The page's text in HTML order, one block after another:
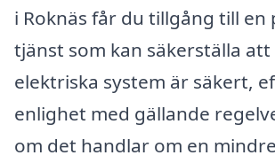
i Roknäs får du tillgång till en
tjänst som kan säkerställa
elektriska system är säkert,
enlighet med gällande
om det handlar om en